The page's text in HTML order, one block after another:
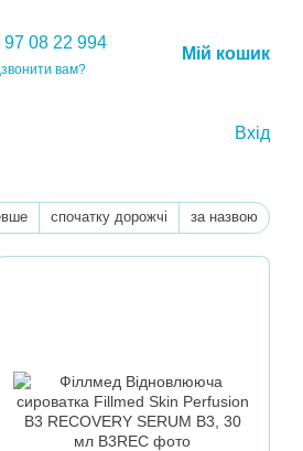
97 08 22 994
вам?
Мій кошик
Вхід
спочатку дорожчі за назвою